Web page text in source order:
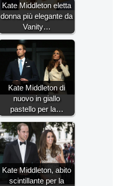
Kate Middleton eletta
donna più elegante da
Vanity…
Kate Middleton di
nuovo in giallo
pastello per la…
Kate Middleton, abito
scintillante per la